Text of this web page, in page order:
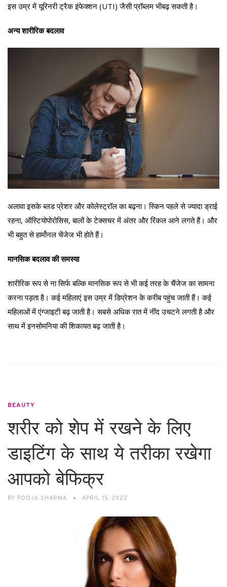
इस उम्र में यूरिनरी ट्रैक इंफेक्शन (UTI) जैसी प्रॉब्लम भीबढ़ सकती है।
अन्य शारीरिक बदलाव
अलावा इसके ब्लड प्रेशर और कोलेस्ट्रॉल का बढ़ना। स्किन पहले से ज्यादा ड्राई
रहना, ऑस्टियोपोरोसिस, बालों के टेक्सचर में अंतर और रिंकल आने लगते हैं। और
भी बहुत से हार्मोनल चेंजेज भी होते हैं।
मानसिक बदलाव की समस्या
शारीरिक रूप से ना सिर्फ बल्कि मानसिक रूप से भी कई तरह के चैंजेज का सामना
करना पड़ता है। कई महिलाएं इस उम्र में डिप्रेशन के करीब पहुंच जाती हैं। कई
महिलाओं में एंग्जाइटी बढ़ जाती है। सबसे अधिक रात में नींद उचटने लगती है और
साथ में इनसोमनिया की शिकायत बढ़ जाती है।
BEAUTY
शरीर को शेप में रखने के लिए
डाइटिंग के साथ ये तरीका रखेगा
आपको बेफिक्र
BY POOJA SHARMA APRIL 15, 2022